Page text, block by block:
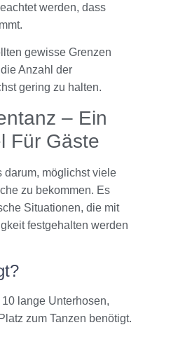
werden, dass
gewisse Grenzen
Anzahl der
gering zu halten.
– Ein
Für Gäste
darum, möglichst viele
zu bekommen. Es
Situationen, die mit
festgehalten werden
lange Unterhosen,
zum Tanzen benötigt.